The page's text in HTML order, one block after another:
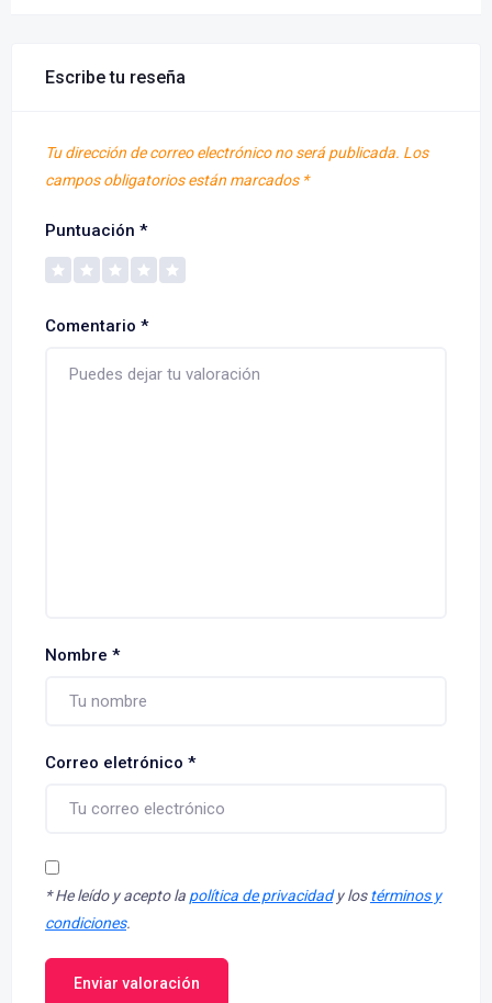
Escribe tu reseña
Tu dirección de correo electrónico no será publicada. Los
campos obligatorios están marcados *
Puntuación *
Comentario *
Nombre *
Correo eletrónico *
*He leído y acepto la política de privacidady lostérminos y
condiciones.
Enviar valoración